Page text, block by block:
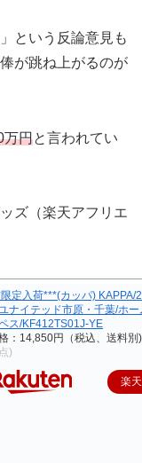
という反論意見も
が跳ね上がるのが
万円と言われてい
ズ（楽天アフリエ
定入荷***(カッパ) KAPPA/
ナイテッド市原・千葉/ホー
ス/KF412TS01J-YE
：14,850円（税込、送料別)
)
楽